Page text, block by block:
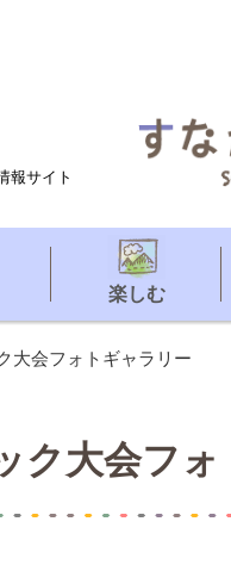
報サイト
楽しむ
大会フォトギャラリー
ク大会フ